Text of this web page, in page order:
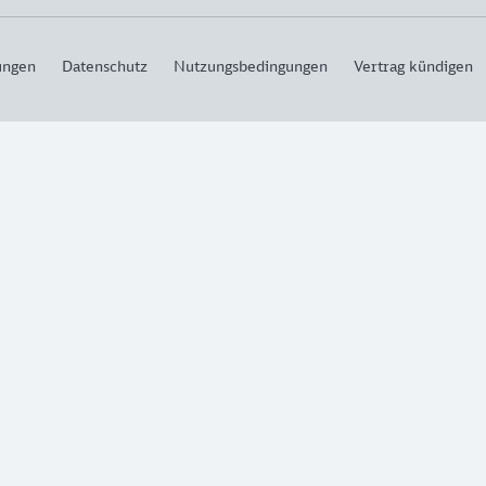
Datenschutz Nutzungsbedingungen Vertrag kündigen